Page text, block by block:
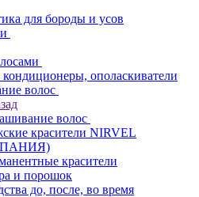
для бороды и усов
ополаскиватели
волос
волос
красители NIRVEL
красители
и порошок
до, после, во время